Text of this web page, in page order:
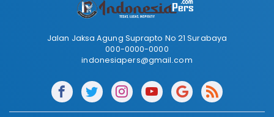
Jalan Jaksa Agung Suprapto No 21 Surabaya
000-0000-0000
indonesiapers@gmail.com